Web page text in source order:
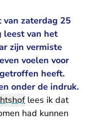
van zaterdag 25
leest van het
zijn vermiste
voelen voor
heeft.
onder de indruk.
lees ik dat
had kunnen